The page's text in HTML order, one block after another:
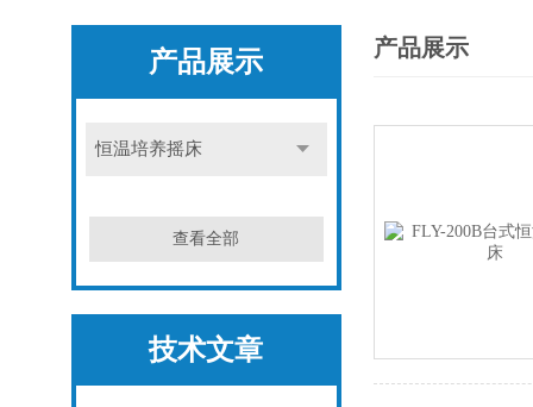
产品展示
恒温培养摇床
查看全部
技术文章
产品展示